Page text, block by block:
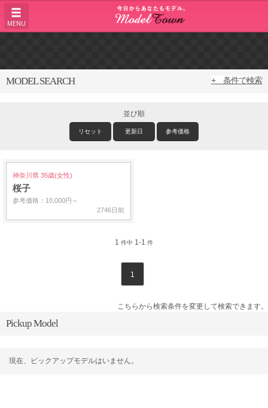
MENU
MODEL SEARCH + 条件で検索
並び順
リセット 更新日 参考価格
神奈川県 35歳(女性)
桜子
参考価格：10,000円～
2746日前
1 件中 1-1 件
1
こちらから検索条件を変更して検索できます。
Pickup Model
現在、ピックアップモデルはいません。